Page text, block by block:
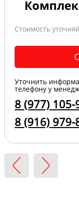
Стоимость
Уточнить
телефону у
8 (977) 105-
8 (916) 979-